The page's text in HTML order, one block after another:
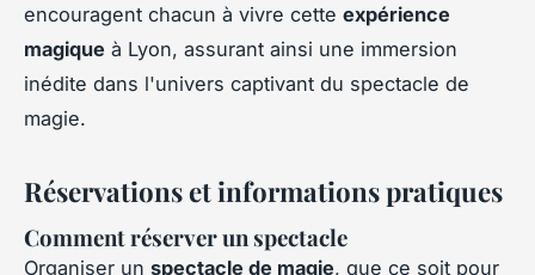
encouragent chacun à vivre cette expérience
magique à Lyon, assurant ainsi une immersion
inédite dans l'univers captivant du spectacle de
magie.
Réservations et informations pratiques
Comment réserver un spectacle
Organiser un spectacle de magie, que ce soit pour